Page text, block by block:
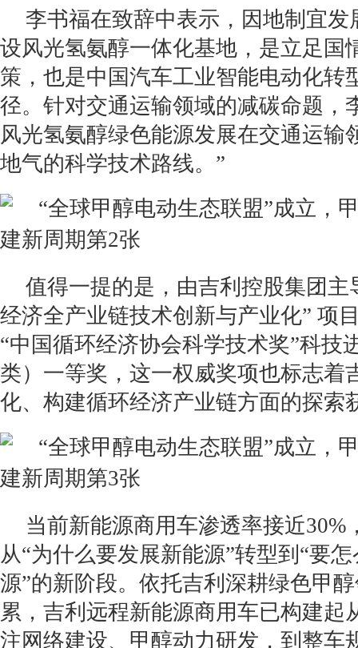
李书福在致辞中表示，因地制宜
设风光氢氨醇一体化基地，是立足国
策，也是中国汽车工业智能电动化转
径。针对交通运输领域的减碳命题，
风光氢氨醇绿色能源发展在交通运输
地气的科学技术路线。”
值得一提的是，由吉利控股集团主
经济全产业链技术创新与产业化” 项
“中国循环经济协会科学技术奖”科技
类）一等奖，这一权威奖项也标志着
化、构建循环经济产业链方面的探索
当前新能源商用车渗透率接近30%
从“为什么要发展新能源”转型到“要
源”的新阶段。依托吉利深耕绿色甲
累，吉利远程新能源商用车已构建起
注网络建设、甲醇动力研发，到整车